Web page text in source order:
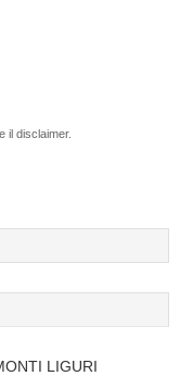
il disclaimer.
LIGURI